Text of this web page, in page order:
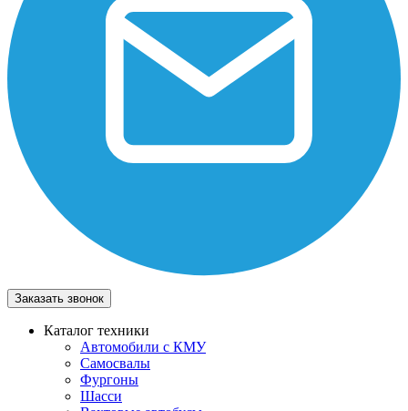
Заказать звонок
Каталог техники
Автомобили с КМУ
Самосвалы
Фургоны
Шасси